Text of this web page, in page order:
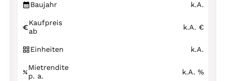
Baujahr k.A.
Kaufpreis
ab
k.A. €
Einheiten k.A.
Mietrendite
p. a.
k.A. %